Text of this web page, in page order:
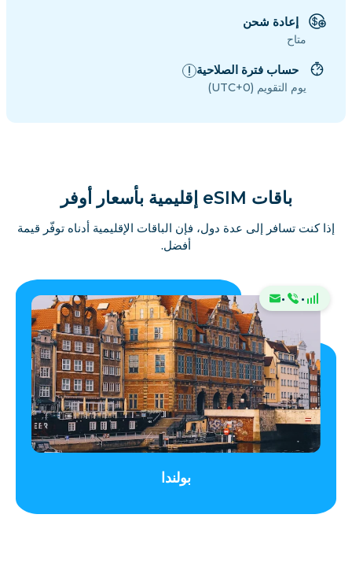
إعادة شحن
متاح
حساب فترة الصلاحية
يوم التقويم (UTC+0)
باقات eSIM إقليمية بأسعار أوفر
إذا كنت تسافر إلى عدة دول، فإن الباقات الإقليمية أدناه توفّر قيمة
أفضل.
·
·
بولندا